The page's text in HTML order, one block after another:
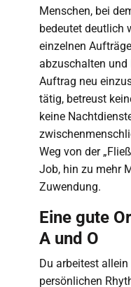
Menschen, bei
bedeutet deutlich
einzelnen
abzuschalten und
Auftrag neu
tätig, betreust
keine
Weg von der
Job, hin zu mehr
Zuwendung.
Eine gute
A und O
Du arbeitest
persönlichen